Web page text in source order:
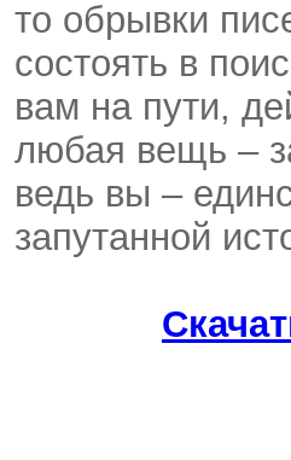
то обрывки
состоять в
вам на пути,
любая вещь –
ведь вы –
запутанной